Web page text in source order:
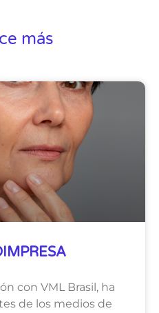
más
con VML Brasil, ha
de los medios de